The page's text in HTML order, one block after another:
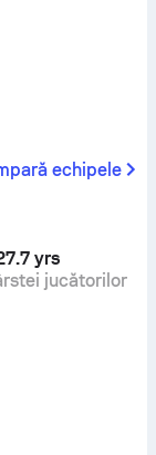
echipele
yrs
jucătorilor